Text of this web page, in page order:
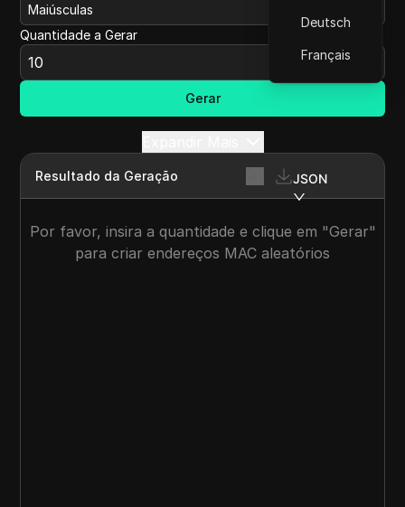
Deutsch
Français
Maiúsculas
Quantidade a Gerar
Gerar
Resultado da Geração JSON
Por favor, insira a quantidade e clique em "Gerar"
para criar endereços MAC aleatórios